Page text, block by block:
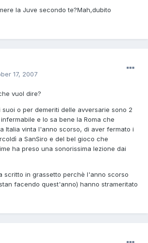
la Juve secondo te?Mah,dubito
17, 2007
vuol dire?
o per demeriti delle avversarie sono 2
e lo sa bene la Roma che
Italia vinta l'anno scorso, di aver fermato i
a SanSiro e del bel gioco che
ha preso una sonorissima lezione dai
scritto in grassetto perchè l'anno scorso
facendo quest'anno) hanno strameritato